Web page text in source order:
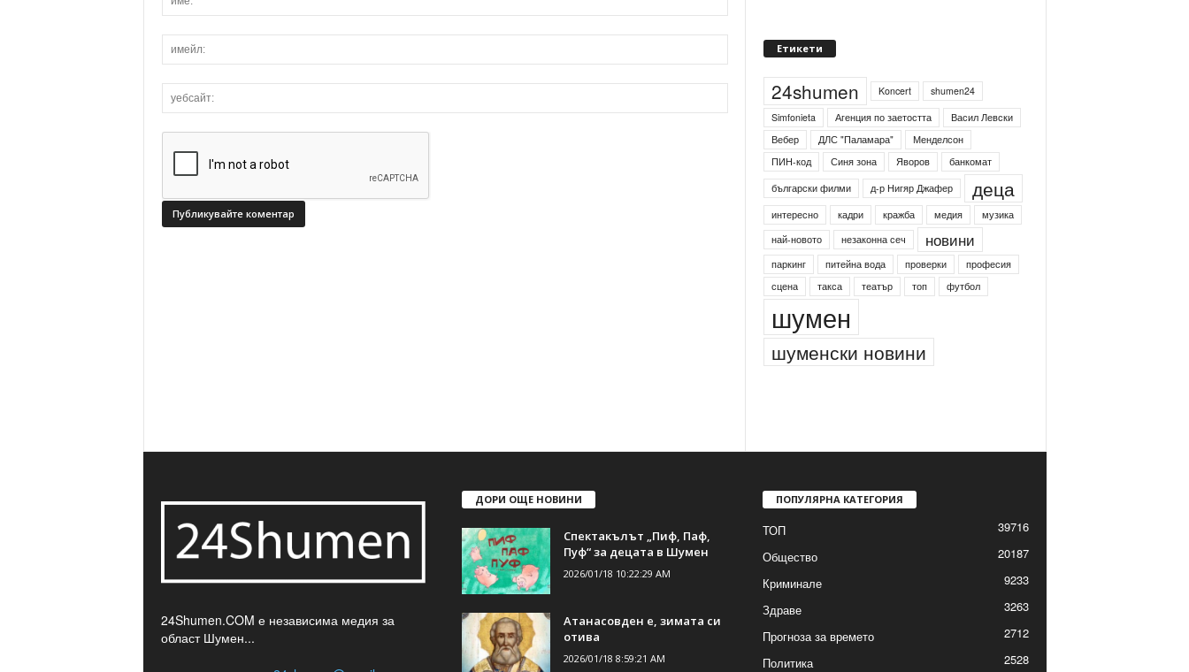
Етикети
24shumen Koncert
shumen24
Simfonieta
Агенция по заетостта
Васил Левски
Вебер
ДЛС "Паламара"
Менделсон
ПИН-код
Синя зона Яворов
банкомат
български филми
д-р Нигяр Джафер деца
интересно кадри кражба медия
музика
най-новото
незаконна сеч новини
паркинг питейна вода проверки
професия
сцена
такса театър топ футбол
шумен
шуменски новини
24Shumen.COM е независима медия за
област Шумен...
ДОРИ ОЩЕ НОВИНИ
Спектакълът „Пиф, Паф,
Пуф“ за децата в Шумен
2026/01/18 10:22:29 AM
Атанасовден е, зимата си
отива
2026/01/18 8:59:21 AM
ПОПУЛЯРНА КАТЕГОРИЯ
ТОП
39716
Общество
20187
Криминале
9233
Здраве
3263
Прогноза за времето
2712
Политика
2528